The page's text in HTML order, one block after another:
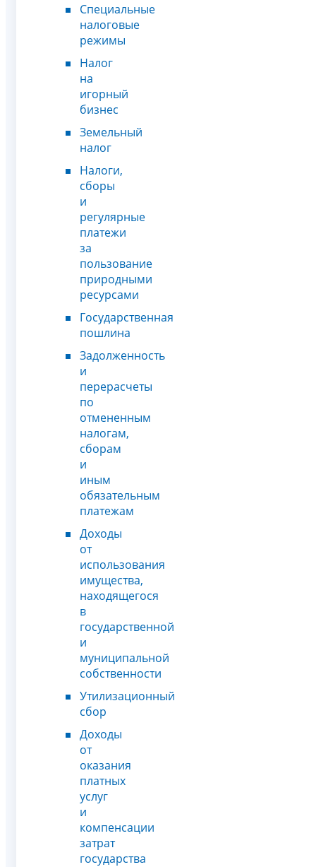
Специальные
налоговые
режимы
Налог
на
игорный
бизнес
Земельный
налог
Налоги,
сборы
и
регулярные
платежи
за
пользование
природными
ресурсами
Государственная
пошлина
Задолженность
и
перерасчеты
по
отмененным
налогам,
сборам
и
иным
обязательным
платежам
Доходы
от
использования
имущества,
находящегося
в
государственной
и
муниципальной
собственности
Утилизационный
сбор
Доходы
от
оказания
платных
услуг
и
компенсации
затрат
государства